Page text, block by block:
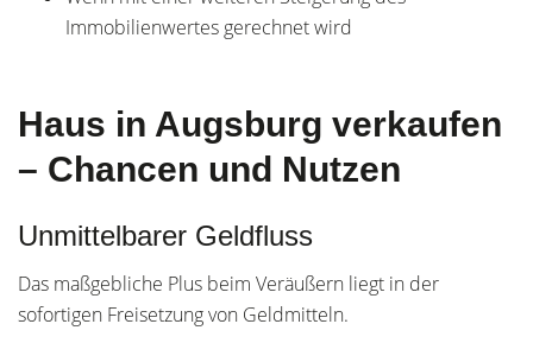
Immobilienwertes gerechnet wird
Haus in Augsburg verkaufen
– Chancen und Nutzen
Unmittelbarer Geldfluss
Das maßgebliche Plus beim Veräußern liegt in der
sofortigen Freisetzung von Geldmitteln.